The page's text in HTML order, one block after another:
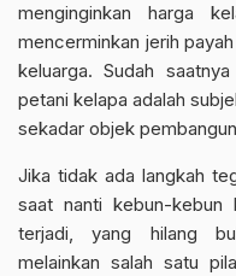
menginginkan harga
mencerminkan jerih
keluarga. Sudah
petani kelapa adalah
sekadar objek
Jika tidak ada langkah
saat nanti kebun-kebun
terjadi, yang hilang
melainkan salah satu